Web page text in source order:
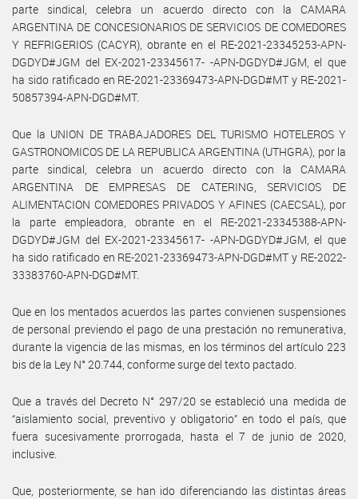
parte sindical, celebra un acuerdo directo con la CAMARA
ARGENTINA DE CONCESIONARIOS DE SERVICIOS DE COMEDORES
Y REFRIGERIOS (CACYR), obrante en el RE-2021-23345253-APN-
DGDYD#JGM del EX-2021-23345617- -APN-DGDYD#JGM, el que
ha sido ratificado en RE-2021-23369473-APN-DGD#MT y RE-2021-
50857394-APN-DGD#MT.
Que la UNION DE TRABAJADORES DEL TURISMO HOTELEROS Y
GASTRONOMICOS DE LA REPUBLICA ARGENTINA (UTHGRA), por la
parte sindical, celebra un acuerdo directo con la CAMARA
ARGENTINA DE EMPRESAS DE CATERING, SERVICIOS DE
ALIMENTACION COMEDORES PRIVADOS Y AFINES (CAECSAL), por
la parte empleadora, obrante en el RE-2021-23345388-APN-
DGDYD#JGM del EX-2021-23345617- -APN-DGDYD#JGM, el que
ha sido ratificado en RE-2021-23369473-APN-DGD#MT y RE-2022-
33383760-APN-DGD#MT.
Que en los mentados acuerdos las partes convienen suspensiones
de personal previendo el pago de una prestación no remunerativa,
durante la vigencia de las mismas, en los términos del artículo 223
bis de la Ley N° 20.744, conforme surge del texto pactado.
Que a través del Decreto N° 297/20 se estableció una medida de
“aislamiento social, preventivo y obligatorio” en todo el país, que
fuera sucesivamente prorrogada, hasta el 7 de junio de 2020,
inclusive.
Que, posteriormente, se han ido diferenciando las distintas áreas